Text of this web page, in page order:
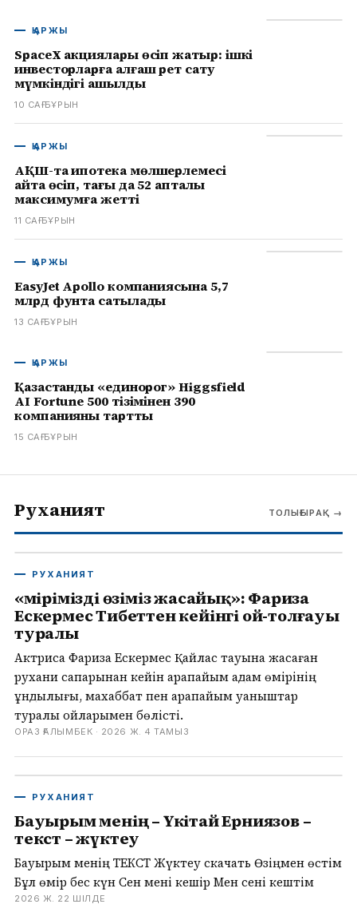
ҚАРЖЫ
SpaceX акциялары өсіп жатыр: ішкі
инвесторларға алғаш рет сату
мүмкіндігі ашылды
10 САҒ БҰРЫН
ҚАРЖЫ
АҚШ-та ипотека мөлшерлемесі
қайта өсіп, тағы да 52 апталық
максимумға жетті
11 САҒ БҰРЫН
ҚАРЖЫ
EasyJet Apollo компаниясына 5,7
млрд фунтқа сатылады
13 САҒ БҰРЫН
ҚАРЖЫ
Қазақстандық «единорог» Higgsfield
AI Fortune 500 тізімінен 390
компанияны тартты
15 САҒ БҰРЫН
Руханият ТОЛЫҒЫРАҚ →
РУХАНИЯТ
«Өмірімізді өзіміз жасайық»: Фариза
Ескермес Тибеттен кейінгі ой-толғауы
туралы
Актриса Фариза Ескермес Қайлас тауына жасаған
рухани сапарынан кейін қарапайым адам өмірінің
құндылығы, махаббат пен қарапайым қуаныштар
туралы ойларымен бөлісті.
ОРАЗ ҒАЛЫМБЕК · 2026 Ж. 4 ТАМЫЗ
РУХАНИЯТ
Бауырым менің – Үкітай Ерниязов –
текст – жүктеу
Бауырым менің ТЕКСТ Жүктеу скачать Өзіңмен өстім
Бұл өмір бес күн Сен мені кешір Мен сені кештім
2026 Ж. 22 ШІЛДЕ